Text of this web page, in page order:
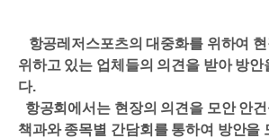
항공레저스포츠의 대중화를 위하여
위하고 있는 업체들의 의견을 받아 방안
다.
항공회에서는 현장의 의견을 모안 안
책과와 종목별 간담회를 통하여 방안을